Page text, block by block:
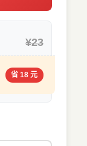
¥23
省 18 元